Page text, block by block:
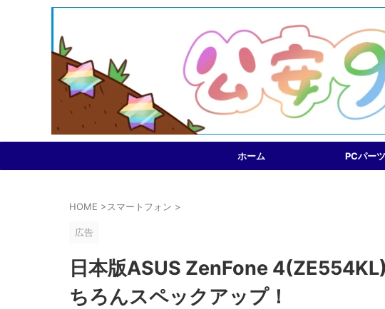
ホーム PCパーツ
HOME >スマートフォン >
広告
日本版ASUS ZenFone
ちろんスペックアップ！